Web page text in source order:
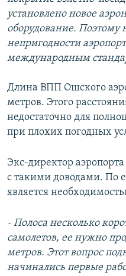
установлено новое
оборудование. Поэтому
непригодности
международным
Длина ВПП Ошского
метров. Этого
недостаточно для
при плохих погодных
Экс-директор аэропорта
с такими доводами. По
является
- Полоса несколько
самолетов, ее нужно
метров. Этот вопрос
начинались первые